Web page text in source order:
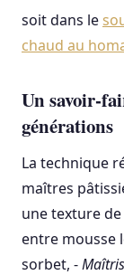
soit dans le
chaud au
Un savoir-
générations
La technique
maîtres
une texture
entre mousse
sorbet, -